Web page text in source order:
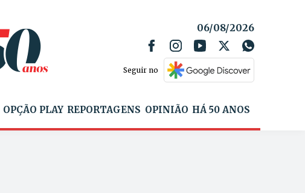
06/08/2026
Seguir no
OPÇÃO PLAY REPORTAGENS OPINIÃO HÁ 50 ANOS